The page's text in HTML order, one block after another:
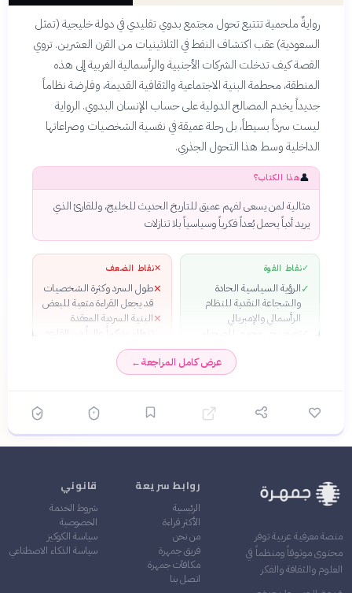
روايةٌ ملحمية تتتبع تحول مجتمع بدوي تقليدي في دولة خليجية (تمثل
السعودية) عقب اكتشاف النفط في الثلاثينيات من القرن العشرين. تروي
القصة كيف تدخلت الشركات الأجنبية والرأسمالية الغربية إلى هذه
المنطقة، محطمة البنية الاجتماعية والثقافية القديمة، وفارضة نظاماً
جديداً يخدم المصالح الدولية على حساب الإنسان البدوي. الرواية
ليست سرداً بسيطاً، بل رحلة عميقة في نفسية الشخصيات وصراعاتها
الداخلية وسط هذا التحول الجذري.
👤هذا الكتاب؟
مثالية لمن يسعى لفهم عميق للتاريخ الحديث للخليج، وللقارئ الذي
يريد أدباً يحمل بُعداً فكرياً وسياسياً بلا تنازلات
✓نقاط القوة
✓الرؤية السياسية الحادة
والشجاعة النقدية للنظام
الرأسمالي والإمبريالي
تصوير حي وحسي للصحراء
والشخصيات البدوية بكل
تعقيداتهم النفسية
البناء السردي المعقد الذي
والجماعية والحضارية
اللغة الشاعرية القوية التي
تمنح الرواية عمقاً فلسفياً
✕نقاط الضعف
✕طول السرد وكثرة الشخصيات
قد يجعل القراءة متعبة للبعض
✕البنية السردية المعقدة
تتطلب تركيزاً عالياً من القارئ
عرض كامل المراجعة←
منصة معرفية عربية توفر
محتوى موثوقاً ومنظماً في
العلوم والثقافة والفكر
روابط سريعة
الرئيسية
الأكثر قراءة
من نحن
فريق جمهرة
مكافآت جمهرة
اتصل بنا
قانوني
شروط الخدمة
الخصوصية
سياسة الكوكيز
سياسة الذكاء الاصطناعي